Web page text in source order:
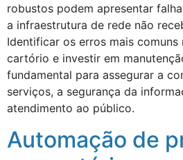
robustos podem apresentar
a infraestrutura de rede não
Identificar os erros mais comuns
cartório e investir em
fundamental para assegurar a
serviços, a segurança da
atendimento ao público.
Automação de